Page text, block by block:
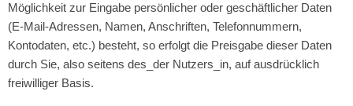
Möglichkeit zur Eingabe persönlicher oder geschäftlicher Daten
(E-Mail-Adressen, Namen, Anschriften, Telefonnummern,
Kontodaten, etc.) besteht, so erfolgt die Preisgabe dieser Daten
durch Sie, also seitens des_der Nutzers_in, auf ausdrücklich
freiwilliger Basis.